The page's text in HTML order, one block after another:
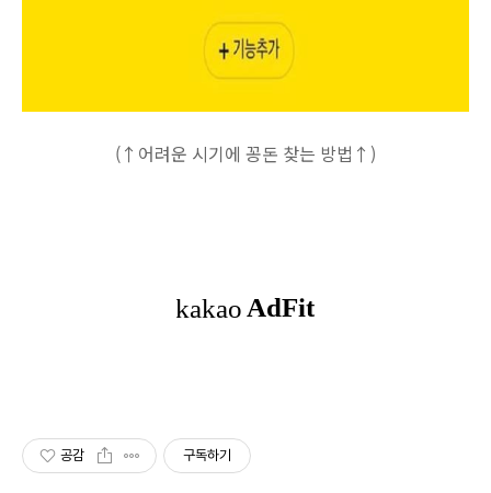
(↑어려운 시기에 꽁돈 찾는 방법↑)
공감 구독하기